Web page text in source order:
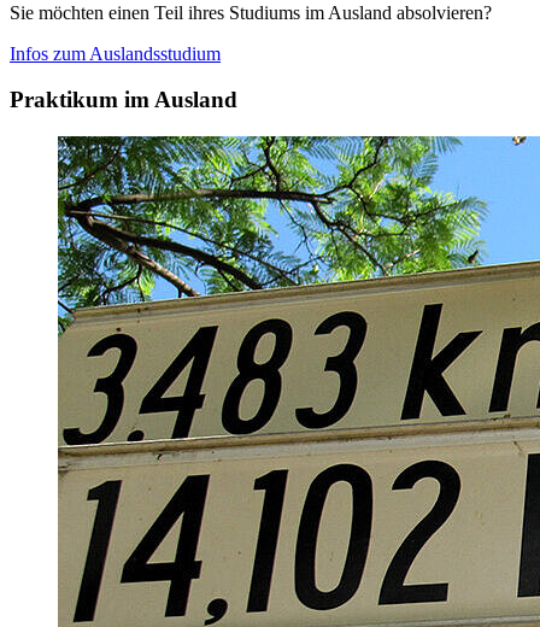
Sie möchten einen Teil ihres Studiums im Ausland absolvieren?
Infos zum Auslandsstudium
Praktikum im Ausland